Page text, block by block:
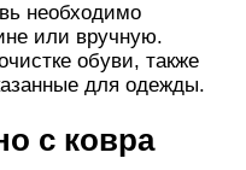
необходимо
или вручную.
обуви, также
для одежды.
с ковра